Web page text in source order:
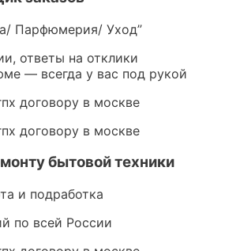
Парфюмерия/ Уход”
ответы на отклики
— всегда у вас под рукой
бытовой техники
и подработка
по всей России